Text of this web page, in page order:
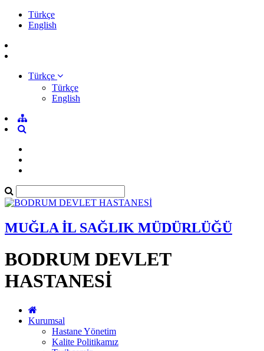
Türkçe
English
Türkçe
Türkçe
English
MUĞLA İL SAĞLIK MÜDÜRLÜĞÜ
BODRUM DEVLET
HASTANESİ
Kurumsal
Hastane Yönetim
Kalite Politikamız